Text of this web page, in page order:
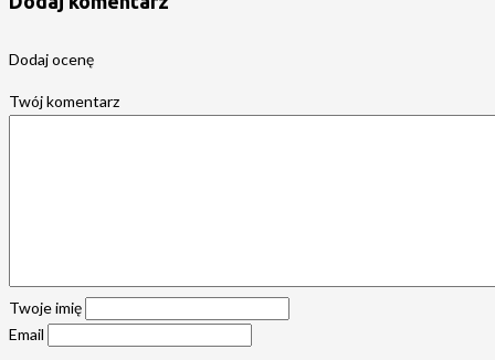
Dodaj ocenę
Twój komentarz
Twoje imię
Email